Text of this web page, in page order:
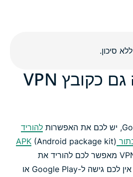
זמין להורדה גם כקובץ VPN
להוריד
(Android package kit)
ישירות מאתר זה. VPN APK מאפשר לכם להוריד את
ExpressVPN אפילו אם אין לכם גישה ל-Google Play או